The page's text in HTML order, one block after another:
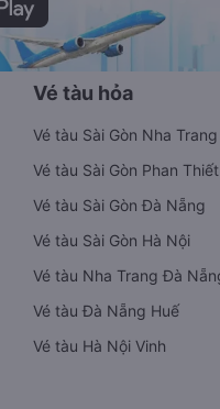
Vé tàu hỏa
Vé tàu Sài Gòn Nha Trang
Vé tàu Sài Gòn Phan Thiết
Vé tàu Sài Gòn Đà Nẵng
Vé tàu Sài Gòn Hà Nội
Vé tàu Nha Trang Đà
Vé tàu Đà Nẵng Huế
Vé tàu Hà Nội Vinh